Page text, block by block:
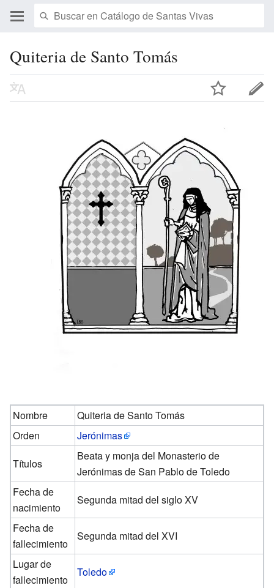
Quiteria de Santo Tomás
Nombre
Quiteria de Santo Tomás
Orden
Jerónimas
Títulos
Beata y monja del Monasterio de
Jerónimas de San Pablo de Toledo
Fecha de
nacimiento
Segunda mitad del siglo XV
Fecha de
fallecimiento
Segunda mitad del XVI
Lugar de
fallecimiento
Toledo